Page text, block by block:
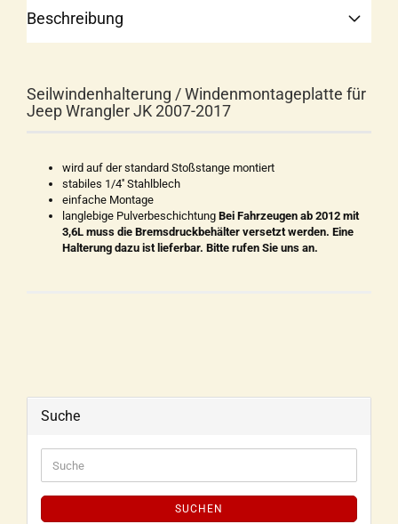
Beschreibung
Seilwindenhalterung / Windenmontageplatte für
Jeep Wrangler JK 2007-2017
wird auf der standard Stoßstange montiert
stabiles 1/4'' Stahlblech
einfache Montage
langlebige Pulverbeschichtung Bei Fahrzeugen ab 2012 mit
3,6L muss die Bremsdruckbehälter versetzt werden. Eine
Halterung dazu ist lieferbar. Bitte rufen Sie uns an.
Suche
SUCHEN